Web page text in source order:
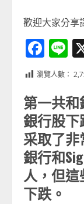
歡迎大家分享
瀏覽人數：
第一共和
銀行股
采取了
銀行和
人，但
下跌。